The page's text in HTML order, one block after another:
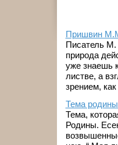
Пришвин
Писатель М.
природа
уже знаешь
листве, а
зрением,
Тема
Тема,
Родины.